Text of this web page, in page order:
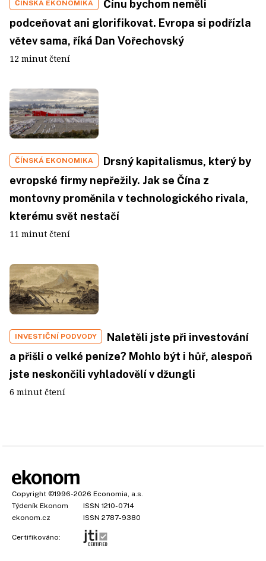
ČÍNSKÁ EKONOMIKA
Čínu bychom neměli
podceňovat ani glorifikovat. Evropa si podřízla
větev sama, říká Dan Vořechovský
12 minut čtení
ČÍNSKÁ EKONOMIKA
Drsný kapitalismus, který by
evropské firmy nepřežily. Jak se Čína z
montovny proměnila v technologického rivala,
kterému svět nestačí
11 minut čtení
INVESTIČNÍ PODVODY
Naletěli jste při investování
a přišli o velké peníze? Mohlo být i hůř, alespoň
jste neskončili vyhladovělí v džungli
6 minut čtení
Copyright ©1996-2026 Economia, a.s.
Týdeník Ekonom
ISSN 1210-0714
ekonom.cz
ISSN 2787-9380
Certifikováno: